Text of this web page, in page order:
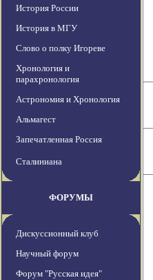
История России
История в МГУ
Слово о полку Игореве
Хронология и
парахронология
Астрономия и Хронология
Альмагест
Запечатленная Россия
Сталиниана
ФОРУМЫ
Дискуссионный клуб
Научный форум
Форум "Русская идея"